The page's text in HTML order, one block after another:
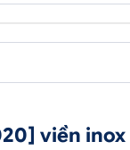
viền inox